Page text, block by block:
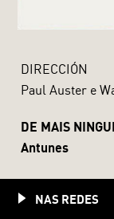
DIRECCIÓN
Paul Auster e
DE MAIS
Antunes
NAS REDES